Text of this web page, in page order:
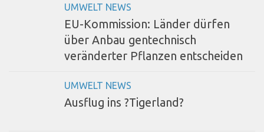
UMWELT NEWS
EU-Kommission: Länder dürfen
über Anbau gentechnisch
veränderter Pflanzen entscheiden
UMWELT NEWS
Ausflug ins ?Tigerland?